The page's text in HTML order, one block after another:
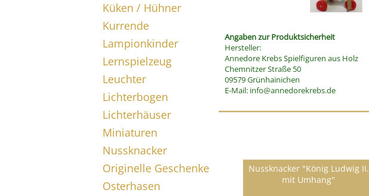
Küken / Hühner
Kurrende
Lampionkinder
Lernspielzeug
Leuchter
Lichterbogen
Lichterhäuser
Miniaturen
Nussknacker
Originelle Geschenke
Osterhasen
Angaben zur Produktsicherheit
Hersteller:
Annedore Krebs Spielfiguren aus Holz
Chemnitzer Straße 50
09579 Grünhainichen
E-Mail: info@annedorekrebs.de
Nussknacker "König Ludwig II.
mit Umhang"